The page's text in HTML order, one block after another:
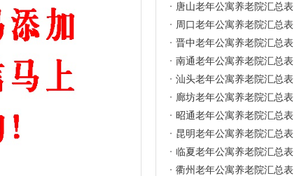
唐山老年公寓养老院汇总表
周口老年公寓养老院汇总表
晋中老年公寓养老院汇总表
南通老年公寓养老院汇总表
汕头老年公寓养老院汇总表
廊坊老年公寓养老院汇总表
昭通老年公寓养老院汇总表
昆明老年公寓养老院汇总表
临夏老年公寓养老院汇总表
衢州老年公寓养老院汇总表